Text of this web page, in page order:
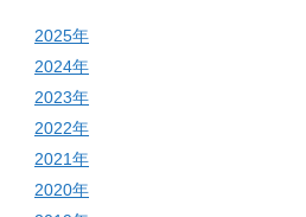
2025年
2024年
2023年
2022年
2021年
2020年